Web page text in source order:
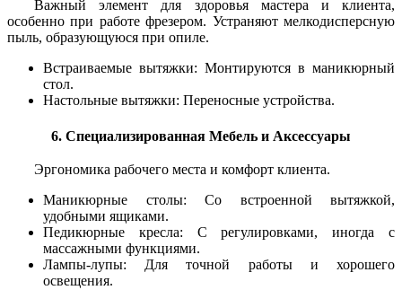
Важный элемент для здоровья мастера и клиента,
особенно при работе фрезером. Устраняют мелкодисперсную
пыль, образующуюся при опиле.
Встраиваемые вытяжки: Монтируются в маникюрный
стол.
Настольные вытяжки: Переносные устройства.
6. Специализированная Мебель и Аксессуары
Эргономика рабочего места и комфорт клиента.
Маникюрные столы: Со встроенной вытяжкой,
удобными ящиками.
Педикюрные кресла: С регулировками, иногда с
массажными функциями.
Лампы-лупы: Для точной работы и хорошего
освещения.